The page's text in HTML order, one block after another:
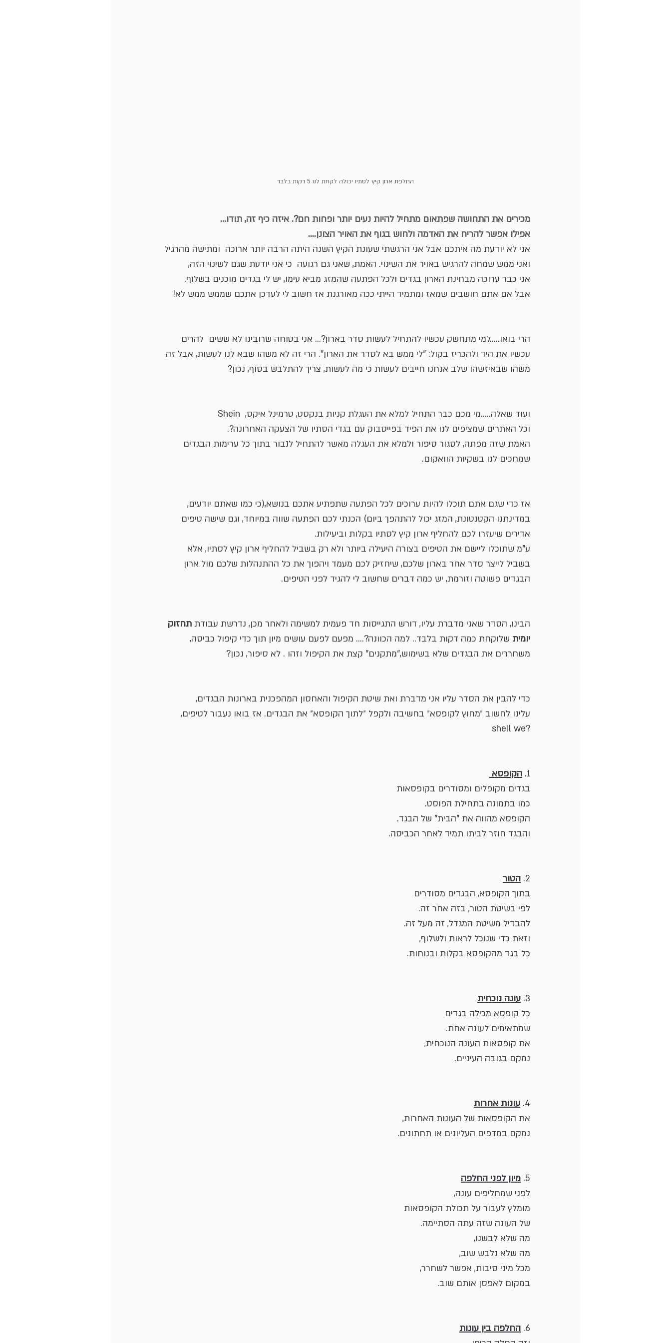
החלפת ארון קיץ לסתיו יכולה לקחת לנו 5 דקות בלבד
מכירים את התחושה שפתאום מתחיל להיות נעים יותר ופחות חם?. איזה כיף זה, תודו...
אפילו אפשר להריח את האדמה ולחוש בגוף את האויר הצונן....
אני לא יודעת מה איתכם אבל אני הרגשתי שעונת הקיץ השנה היתה הרבה יותר ארוכה  ומתישה מהרגיל
ואני ממש שמחה להרגיש באויר את השינוי. האמת, שאני גם רגועה  כי אני יודעת שגם לשינוי הזה,
אני כבר ערוכה מבחינת הארון בגדים ולכל הפתעה שהמזג מביא עימו, יש לי בגדים מוכנים בשלוף.
אבל אם אתם חושבים שמאז ומתמיד הייתי ככה מאורגנת אז חשוב לי לעדכן אתכם שממש ממש לא!
הרי בואו.....למי מתחשק עכשיו להתחיל לעשות סדר בארון?... אני בטוחה שרובינו לא ששים  להרים
עכשיו את היד ולהכריז בקול: "לי ממש בא לסדר את הארון". הרי זה לא משהו שבא לנו לעשות, אבל זה
משהו שבאיזשהו שלב אנחנו חייבים לעשות כי מה לעשות, צריך להתלבש בסוף, נכון?
ועוד שאלה.....מי מכם כבר התחיל למלא את העגלת קניות בנקסט, טרמינל איקס,  Shein
וכל האתרים שמציפים לנו את הפיד בפייסבוק עם בגדי הסתיו של הצעקה האחרונה?.
האמת שזה מפתה, לסגור סיפור ולמלא את העגלה מאשר להתחיל לנבור בתוך כל ערימות הבגדים
שמחכים לנו בשקיות הוואקום.
אז כדי שגם אתם תוכלו להיות ערוכים לכל הפתעה שתפתיע אתכם בנושא,(כי כמו שאתם יודעים,
במדינתנו הקטנטונת, המזג יכול להתהפך ביום) הכנתי לכם הפתעה שווה במיוחד, וגם שישה טיפים
אדירים שיעזרו לכם להחליף ארון קיץ לסתיו בקלות וביעילות.
ע"מ שתוכלו ליישם את הטיפים בצורה היעילה ביותר ולא רק בשביל להחליף ארון קיץ לסתיו, אלא
בשביל לייצר סדר אחר בארון שלכם, שיחזיק לכם מעמד ויהפוך את כל ההתנהלות שלכם מול ארון
הבגדים פשוטה וזורמת, יש כמה דברים שחשוב לי להגיד לפני הטיפים.
הבינו, הסדר שאני מדברת עליו, דורש התגייסות חד פעמית למשימה ולאחר מכן, נדרשת עבודת תחזוק
יומית שלוקחת כמה דקות בלבד.. למה הכוונה?.... מפעם לפעם עושים מיון תוך כדי קיפול כביסה,
משחררים את הבגדים שלא בשימוש,"מתקנים" קצת את הקיפול וזהו . לא סיפור, נכון?
כדי להבין את הסדר עליו אני מדברת ואת שיטת הקיפול והאחסון המהפכנית בארונות הבגדים,
עלינו לחשוב ״מחוץ לקופסא״ בחשיבה ולקפל ״לתוך הקופסא״ את הבגדים. אז בואו נעבור לטיפים,
shell we?
1. הקופסא
בגדים מקופלים ומסודרים בקופסאות
כמו בתמונה בתחילת הפוסט.
הקופסא מהווה את "הבית" של הבגד.
והבגד חוזר לביתו תמיד לאחר הכביסה.
2. הטור
בתוך הקופסא, הבגדים מסודרים
לפי בשיטת הטור, בזה אחר זה.
להבדיל משיטת המגדל, זה מעל זה.
וזאת כדי שנוכל לראות ולשלוף,
כל בגד מהקופסא בקלות ובנוחות.
3. עונה נוכחית
כל קופסא מכילה בגדים
שמתאימים לעונה אחת.
את קופסאות העונה הנוכחית,
נמקם בגובה העיניים.
4. עונות אחרות
את הקופסאות של העונות האחרות,
נמקם במדפים העליונים או תחתונים.
5. מיון לפני החלפה
לפני שמחליפים עונה,
מומלץ לעבור על תכולת הקופסאות
של העונה שזה עתה הסתיימה.
מה שלא לבשנו,
מה שלא נלבש שוב,
מכל מיני סיבות, אפשר לשחרר,
במקום לאפסן אותם שוב.
6. החלפה בין עונות